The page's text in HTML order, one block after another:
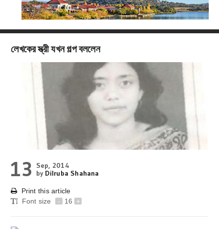
লেখকের স্ত্রী যখন গল্প বললেন
13
Sep, 2014
by Dilruba Shahana
Print this article
Font size
- 16 +